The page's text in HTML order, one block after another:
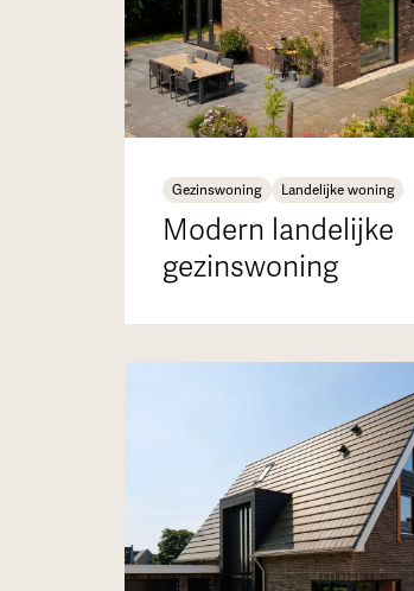
Gezinswoning Landelijke woning
Modern landelijke
gezinswoning